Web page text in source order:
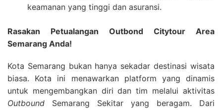
keamanan yang tinggi dan asuransi.
Rasakan Petualangan Outbond Citytour Area
Semarang Anda!
Kota Semarang bukan hanya sekadar destinasi wisata
biasa. Kota ini menawarkan platform yang dinamis
untuk mengembangkan diri dan tim melalui aktivitas
Outbound Semarang Sekitar yang beragam. Dari